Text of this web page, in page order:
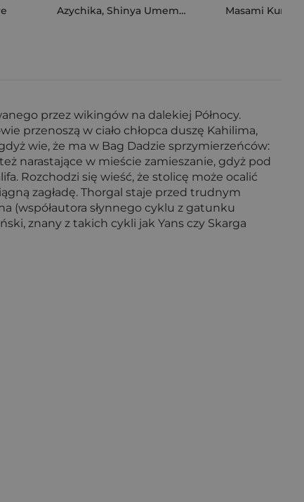
Azychika, Shinya Umemura Masami
przez wikingów na dalekiej Północy.
przenoszą w ciało chłopca duszę Kahilima,
wie, że ma w Bag Dadzie sprzymierzeńców:
narastające w mieście zamieszanie, gdyż pod
Rozchodzi się wieść, że stolicę może ocalić
zagładę. Thorgal staje przed trudnym
(współautora słynnego cyklu z gatunku
znany z takich cykli jak Yans czy Skarga